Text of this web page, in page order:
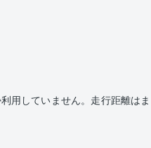
用していません。走行距離は